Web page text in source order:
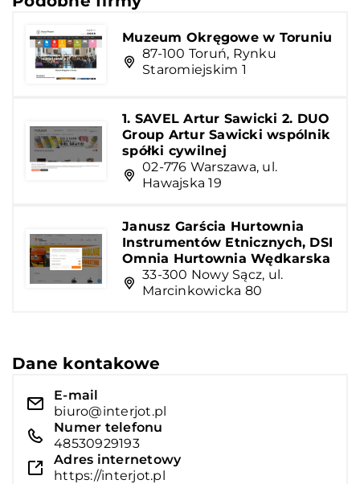
Muzeum Okręgowe w Toruniu
87-100 Toruń, Rynku
Staromiejskim 1
1. SAVEL Artur Sawicki 2. DUO
Group Artur Sawicki wspólnik
spółki cywilnej
02-776 Warszawa, ul.
Hawajska 19
Janusz Garścia Hurtownia
Instrumentów Etnicznych, DSI
Omnia Hurtownia Wędkarska
33-300 Nowy Sącz, ul.
Marcinkowicka 80
Dane kontakowe
E-mail
biuro@interjot.pl
Numer telefonu
48530929193
Adres internetowy
https://interjot.pl